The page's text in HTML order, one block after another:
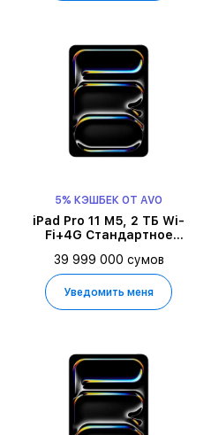
5% КЭШБЕК ОТ AVO
iPad Pro 11 M5, 2 ТБ Wi-
Fi+4G Стандартное
39 999 000 сумов
Уведомить меня